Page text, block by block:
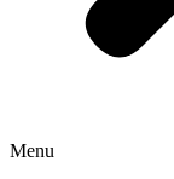
Menu